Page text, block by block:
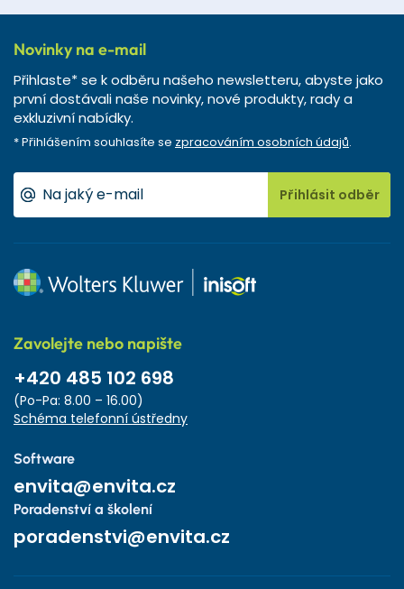
Novinky na e-mail
Přihlaste* se k odběru našeho newsletteru, abyste jako
první dostávali naše novinky, nové produkty, rady a
exkluzivní nabídky.
* Přihlášením souhlasíte se zpracováním osobních údajů.
Přihlásit odběr
Zavolejte nebo napište
+420 485 102 698
(Po-Pa: 8.00 – 16.00)
Schéma telefonní ústředny
Software
envita@envita.cz
Poradenství a školení
poradenstvi@envita.cz